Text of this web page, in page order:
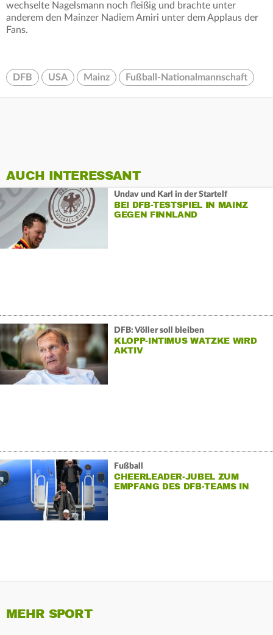
wechselte Nagelsmann noch fleißig und brachte unter
anderem den Mainzer Nadiem Amiri unter dem Applaus der
Fans.
DFB USA Mainz Fußball-Nationalmannschaft
AUCH INTERESSANT
Undav und Karl in der Startelf
BEI DFB-TESTSPIEL IN MAINZ
GEGEN FINNLAND
DFB: Völler soll bleiben
KLOPP-INTIMUS WATZKE WIRD
AKTIV
Fußball
CHEERLEADER-JUBEL ZUM
EMPFANG DES DFB-TEAMS IN
MEHR SPORT